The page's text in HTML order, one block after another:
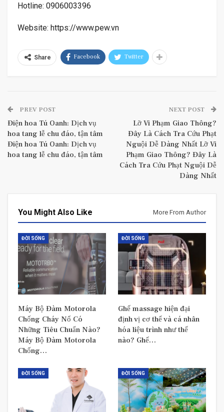
Hotline: 0906003396
Website: https://www.pew.vn
Share Facebook Twitter
PREV POST
Điện hoa Tú Oanh: Dịch vụ
hoa tang lễ chu đáo, tận tâm
Điện hoa Tú Oanh: Dịch vụ
hoa tang lễ chu đáo, tận tâm
NEXT POST
Lỡ Vi Phạm Giao Thông?
Đây Là Cách Tra Cứu Phạt
Nguội Dễ Dàng Nhất Lỡ Vi
Phạm Giao Thông? Đây Là
Cách Tra Cứu Phạt Nguội Dễ
Dàng Nhất
You Might Also Like More From Author
ĐỜI SỐNG
Máy Bộ Đàm Motorola
Chống Cháy Nổ Có
Những Tiêu Chuẩn Nào?
Máy Bộ Đàm Motorola
Chống…
ĐỜI SỐNG
Ghế massage hiện đại
định vị cơ thể và cá nhân
hóa liệu trình như thế
nào? Ghế…
ĐỜI SỐNG ĐỜI SỐNG